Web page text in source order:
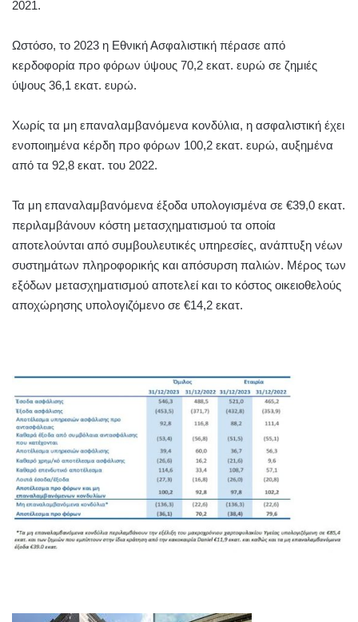
2021.
Ωστόσο, το 2023 η Εθνική Ασφαλιστική πέρασε από
κερδοφορία προ φόρων ύψους 70,2 εκατ. ευρώ σε ζημιές
ύψους 36,1 εκατ. ευρώ.
Χωρίς τα μη επαναλαμβανόμενα κονδύλια, η ασφαλιστική έχει
ενοποιημένα κέρδη προ φόρων 100,2 εκατ. ευρώ, αυξημένα
από τα 92,8 εκατ. του 2022.
Τα μη επαναλαμβανόμενα έξοδα υπολογισμένα σε €39,0 εκατ.
περιλαμβάνουν κόστη μετασχηματισμού τα οποία
αποτελούνται από συμβουλευτικές υπηρεσίες, ανάπτυξη νέων
συστημάτων πληροφορικής και απόσυρση παλιών. Μέρος των
εξόδων μετασχηματισμού αποτελεί και το κόστος οικειοθελούς
αποχώρησης υπολογιζόμενο σε €14,2 εκατ.